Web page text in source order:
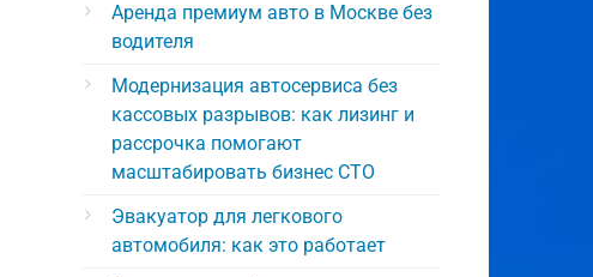
Аренда премиум авто в Москве без
водителя
Модернизация автосервиса без
кассовых разрывов: как лизинг и
рассрочка помогают
масштабировать бизнес СТО
Эвакуатор для легкового
автомобиля: как это работает